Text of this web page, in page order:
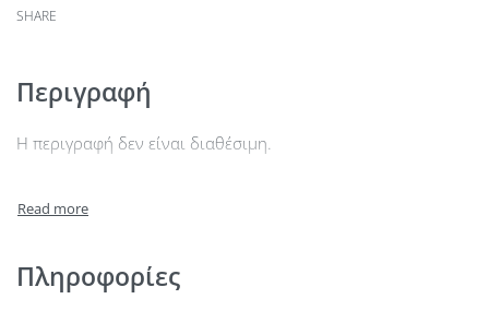
SHARE
Περιγραφή
Η περιγραφή δεν είναι διαθέσιμη.
Πληροφορίες